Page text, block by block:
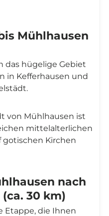
Mühlhausen
das hügelige Gebiet
in Kefferhausen und
von Mühlhausen ist
mittelalterlichen
Kirchen
nach
30 km)
Etappe, die Ihnen